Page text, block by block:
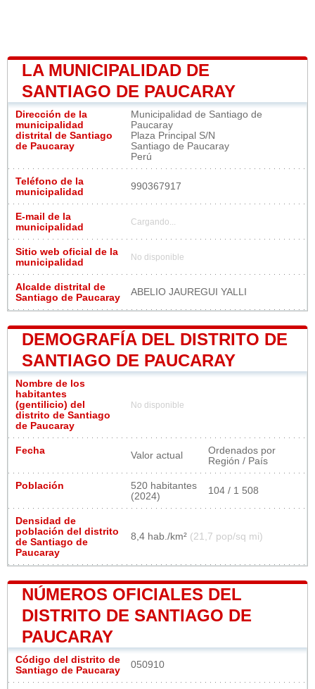
LA MUNICIPALIDAD DE
SANTIAGO DE PAUCARAY
Dirección de la
municipalidad
distrital de Santiago
de Paucaray
Municipalidad de Santiago de
Paucaray
Plaza Principal S/N
Santiago de Paucaray
Perú
Teléfono de la
municipalidad
990367917
E-mail de la
municipalidad
Cargando...
Sitio web oficial de la
municipalidad
No disponible
Alcalde distrital de
Santiago de Paucaray
ABELIO JAUREGUI YALLI
DEMOGRAFÍA DEL DISTRITO DE
SANTIAGO DE PAUCARAY
Nombre de los
habitantes
(gentilicio) del
distrito de Santiago
de Paucaray
No disponible
Fecha Valor actual
Ordenados por
Región / País
Población
520 habitantes
(2024)
104 / 1 508
Densidad de
población del distrito
de Santiago de
Paucaray
8,4 hab./km² (21,7 pop/sq mi)
NÚMEROS OFICIALES DEL
DISTRITO DE SANTIAGO DE
PAUCARAY
Código del distrito de
Santiago de Paucaray
050910